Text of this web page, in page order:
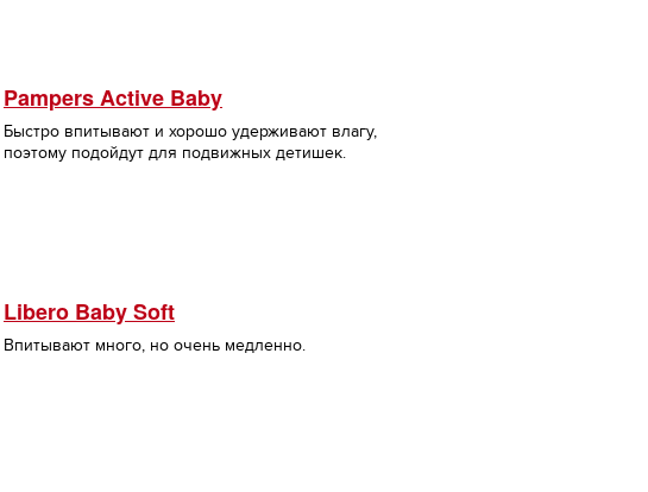
Pampers Active Baby
Быстро впитывают и хорошо удерживают влагу,
поэтому подойдут для подвижных детишек.
Libero Baby Soft
Впитывают много, но очень медленно.